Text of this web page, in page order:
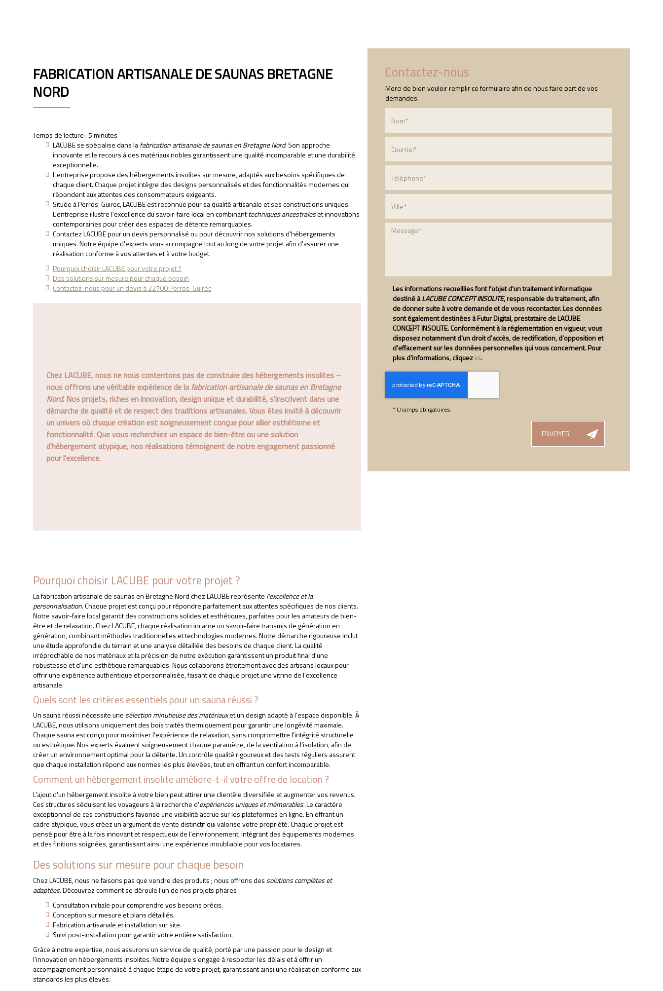
FABRICATION ARTISANALE DE SAUNAS BRETAGNE
NORD
Temps de lecture : 5 minutes
LACUBE se spécialise dans lafabrication artisanale de saunas en Bretagne Nord. Son approche
innovante et le recours à des matériaux nobles garantissent une qualité incomparable et une durabilité
exceptionnelle.
L'entreprise propose des hébergements insolites sur mesure, adaptés aux besoins spécifiques de
chaque client. Chaque projet intègre des designs personnalisés et des fonctionnalités modernes qui
répondent aux attentes des consommateurs exigeants.
Située à Perros-Guirec, LACUBE est reconnue pour sa qualité artisanale et ses constructions uniques.
L'entreprise illustre l'excellence du savoir-faire local en combinanttechniques ancestraleset innovations
contemporaines pour créer des espaces de détente remarquables.
Contactez LACUBE pour un devis personnalisé ou pour découvrir nos solutions d'hébergements
uniques. Notre équipe d'experts vous accompagne tout au long de votre projet afin d'assurer une
réalisation conforme à vos attentes et à votre budget.
Pourquoi choisir LACUBE pour votre projet ?
Des solutions sur mesure pour chaque besoin
Contactez-nous pour un devis à 22700 Perros-Guirec
Chez LACUBE, nous ne nous contentons pas de construire des hébergements insolites –
nous offrons une véritable expérience de lafabrication artisanale de saunas en Bretagne
Nord. Nos projets, riches en innovation, design unique et durabilité, s'inscrivent dans une
démarche de qualité et de respect des traditions artisanales. Vous êtes invité à découvrir
un univers où chaque création est soigneusement conçue pour allier esthétisme et
fonctionnalité. Que vous recherchiez un espace de bien-être ou une solution
d'hébergement atypique, nos réalisations témoignent de notre engagement passionné
pour l'excellence.
Pourquoi choisir LACUBE pour votre projet ?
La fabrication artisanale de saunas en Bretagne Nord chez LACUBE représente l'excellence et la
personnalisation. Chaque projet est conçu pour répondre parfaitement aux attentes spécifiques de nos clients.
Notre savoir-faire local garantit des constructions solides et esthétiques, parfaites pour les amateurs de bien-
être et de relaxation. Chez LACUBE, chaque réalisation incarne un savoir-faire transmis de génération en
génération, combinant méthodes traditionnelles et technologies modernes. Notre démarche rigoureuse inclut
une étude approfondie du terrain et une analyse détaillée des besoins de chaque client. La qualité
irréprochable de nos matériaux et la précision de notre exécution garantissent un produit final d'une
robustesse et d'une esthétique remarquables. Nous collaborons étroitement avec des artisans locaux pour
offrir une expérience authentique et personnalisée, faisant de chaque projet une vitrine de l'excellence
artisanale.
Quels sont les critères essentiels pour un sauna réussi ?
Un sauna réussi nécessite une sélection minutieuse des matériauxet un design adapté à l'espace disponible. À
LACUBE, nous utilisons uniquement des bois traités thermiquement pour garantir une longévité maximale.
Chaque sauna est conçu pour maximiser l'expérience de relaxation, sans compromettre l'intégrité structurelle
ou esthétique. Nos experts évaluent soigneusement chaque paramètre, de la ventilation à l'isolation, afin de
créer un environnement optimal pour la détente. Un contrôle qualité rigoureux et des tests réguliers assurent
que chaque installation répond aux normes les plus élevées, tout en offrant un confort incomparable.
Comment un hébergement insolite améliore-t-il votre offre de location ?
L'ajout d'un hébergement insolite à votre bien peut attirer une clientèle diversifiée et augmenter vos revenus.
Ces structures séduisent les voyageurs à la recherche d'expériences uniques et mémorables. Le caractère
exceptionnel de ces constructions favorise une visibilité accrue sur les plateformes en ligne. En offrant un
cadre atypique, vous créez un argument de vente distinctif qui valorise votre propriété. Chaque projet est
pensé pour être à la fois innovant et respectueux de l'environnement, intégrant des équipements modernes
et des finitions soignées, garantissant ainsi une expérience inoubliable pour vos locataires.
Des solutions sur mesure pour chaque besoin
Chez LACUBE, nous ne faisons pas que vendre des produits ; nous offrons des solutions complètes et
adaptées. Découvrez comment se déroule l'un de nos projets phares :
Consultation initiale pour comprendre vos besoins précis.
Conception sur mesure et plans détaillés.
Fabrication artisanale et installation sur site.
Suivi post-installation pour garantir votre entière satisfaction.
Grâce à notre expertise, nous assurons un service de qualité, porté par une passion pour le design et
l'innovation en hébergements insolites. Notre équipe s'engage à respecter les délais et à offrir un
accompagnement personnalisé à chaque étape de votre projet, garantissant ainsi une réalisation conforme aux
standards les plus élevés.
Contactez-nous
Merci de bien vouloir remplir ce formulaire afin de nous faire part de vos
demandes.
Les informations recueillies font l’objet d’un traitement informatique
destiné àLACUBE CONCEPT INSOLITE, responsable du traitement, afin
de donner suite à votre demande et de vous recontacter. Les données
sont également destinées à Futur Digital, prestataire de LACUBE
CONCEPT INSOLITE. Conformément à la réglementation en vigueur, vous
disposez notamment d'un droit d'accès, de rectification, d'opposition et
d'effacement sur les données personnelles qui vous concernent. Pour
plus d’informations, cliquezici.
* Champs obligatoires